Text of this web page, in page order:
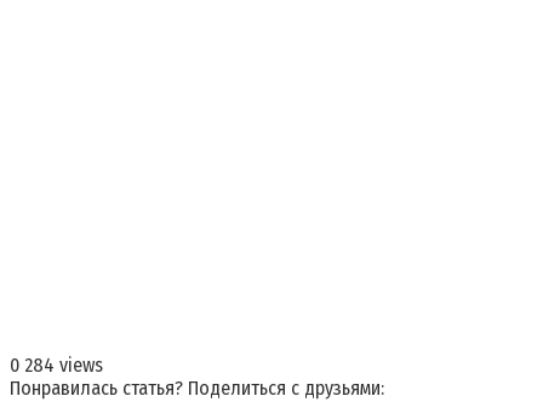
0 284 views
Понравилась статья? Поделиться с друзьями: